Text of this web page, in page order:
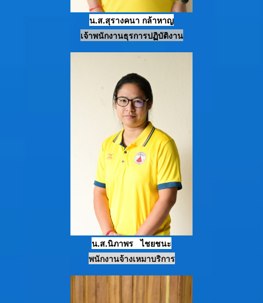
น.ส.สุรางคนา กล้าหาญ
เจ้าพนักงานธุรการปฏิบัติงาน
น.ส.นิภาพร ไชยชนะ
พนักงานจ้างเหมาบริการ